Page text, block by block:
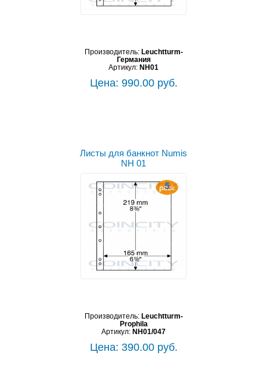
Производитель: Leuchtturm-
Германия
Артикул: NH01
Цена: 990.00 руб.
Листы для банкнот Numis
NH 01
Производитель: Leuchtturm-
Prophila
Артикул: NH01/047
Цена: 390.00 руб.